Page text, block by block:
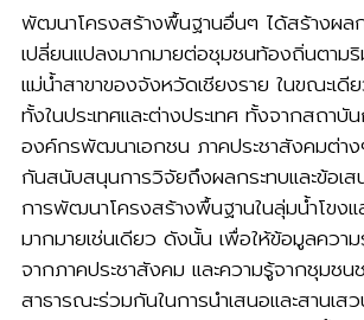
พัฒนาโครงสร้างพื้นฐานอื่นๆ ได้สร้างผลก
เปลี่ยนแปลงมากมายต่อชุมชนท้องถิ่นตามริ
แม่น้ำสาขาของจังหวัดเชียงราย ในขณะเ
ทั้งในประเทศและต่างประเทศ ทั้งจากสถาบั
องค์กรพัฒนาเอกชน ภาคประชาสังคมต่า
กันสนับสนุนการวิจัยถึงผลกระทบและข้อเส
การพัฒนาโครงสร้างพื้นฐานในลุ่มน้ำโขงแ
มากมายเช่นเดียว ดังนั้น เพื่อให้ข้อมูลควา
จากภาคประชาสังคม และความรู้จากชุมช
สาธารณะร่วมกันในการนำเสนอและสานเส